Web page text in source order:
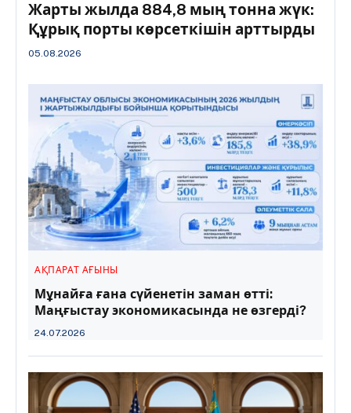
Жарты жылда 884,8 мың тонна жүк:
Құрық порты көрсеткішін арттырды
05.08.2026
АҚПАРАТ АҒЫНЫ
Мұнайға ғана сүйенетін заман өтті:
Маңғыстау экономикасында не өзгерді?
24.07.2026